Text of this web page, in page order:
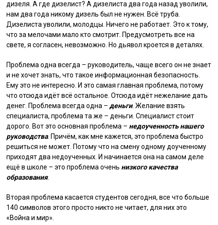
дизеля. А где дизелист? А дизелиста два года назад уволили,
нам два года никому дизель был не нужен. Всё труба.
Дизелиста уволили, молодцы. Ничего не работает. Это к тому,
что за мелочами мало кто смотрит. Предусмотреть все на
свете, я согласен, невозможно. Но дьявол кроется в деталях.
Проблема одна всегда – руководитель, чаще всего он не знает
и не хочет знать, что такое информационная безопасность.
Ему это не интересно. И это самая главная проблема, потому
что отсюда идёт всё остальное. Отсюда идёт нежелание дать
денег. Проблема всегда одна –деньги. Желание взять
специалиста, проблема та же – деньги. Специалист стоит
дорого. Вот это основная проблема – недоученность нашего
руководства. Причём, как мне кажется, это проблема быстро
решиться не может. Потому что на смену одному доученному
приходят два недоученных. И начинается она на самом деле
ещё в школе – это проблема очень низкого качества
образования.
Вторая проблема касается студентов сегодня, все что больше
140 символов этого просто никто не читает, для них это
«Война и мир».